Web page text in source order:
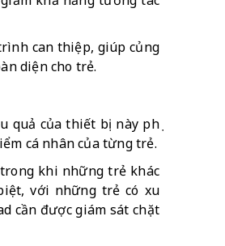
can thiệp, giúp củng
diện cho trẻ.
quả của thiết bị này phụ
cá nhân của từng trẻ.
trong khi những trẻ khác
với những trẻ có xu
cần được giám sát chặt